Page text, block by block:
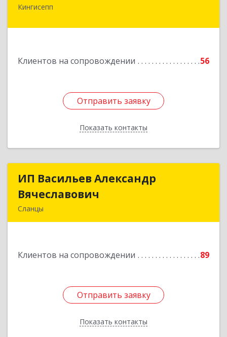
Кингисепп
Клиентов на сопровождении 56
Отправить заявку
Показать контакты
Отправить заявку
Назад
ИП Васильев Александр
Вячеславович
Сланцы
Клиентов на сопровождении 89
Отправить заявку
Показать контакты
ИП Васильев Александр
Подробнее
Отправить заявку
Назад